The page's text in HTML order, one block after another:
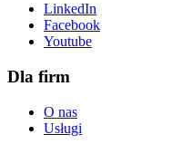
LinkedIn
Facebook
Youtube
Dla firm
O nas
Usługi